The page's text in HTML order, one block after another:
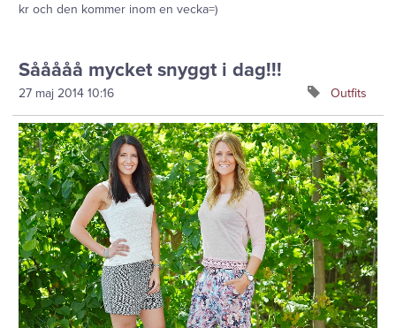
kr och den kommer inom en vecka=)
Sååååå mycket snyggt i dag!!!
27 maj 2014 10:16 Outfits